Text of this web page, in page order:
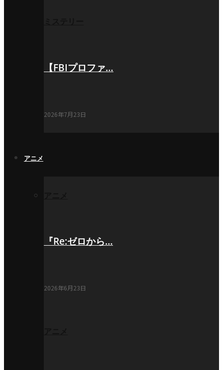
【FBIプロファ…
2026年7月23日
アニメ
『Re:ゼロから…
2026年6月23日